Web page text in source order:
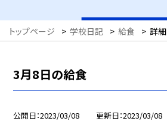
トップページ > 学校日記 > 給食 > 詳細
3月8日の給食
公開日 2023/03/08 更新日 2023/03/08